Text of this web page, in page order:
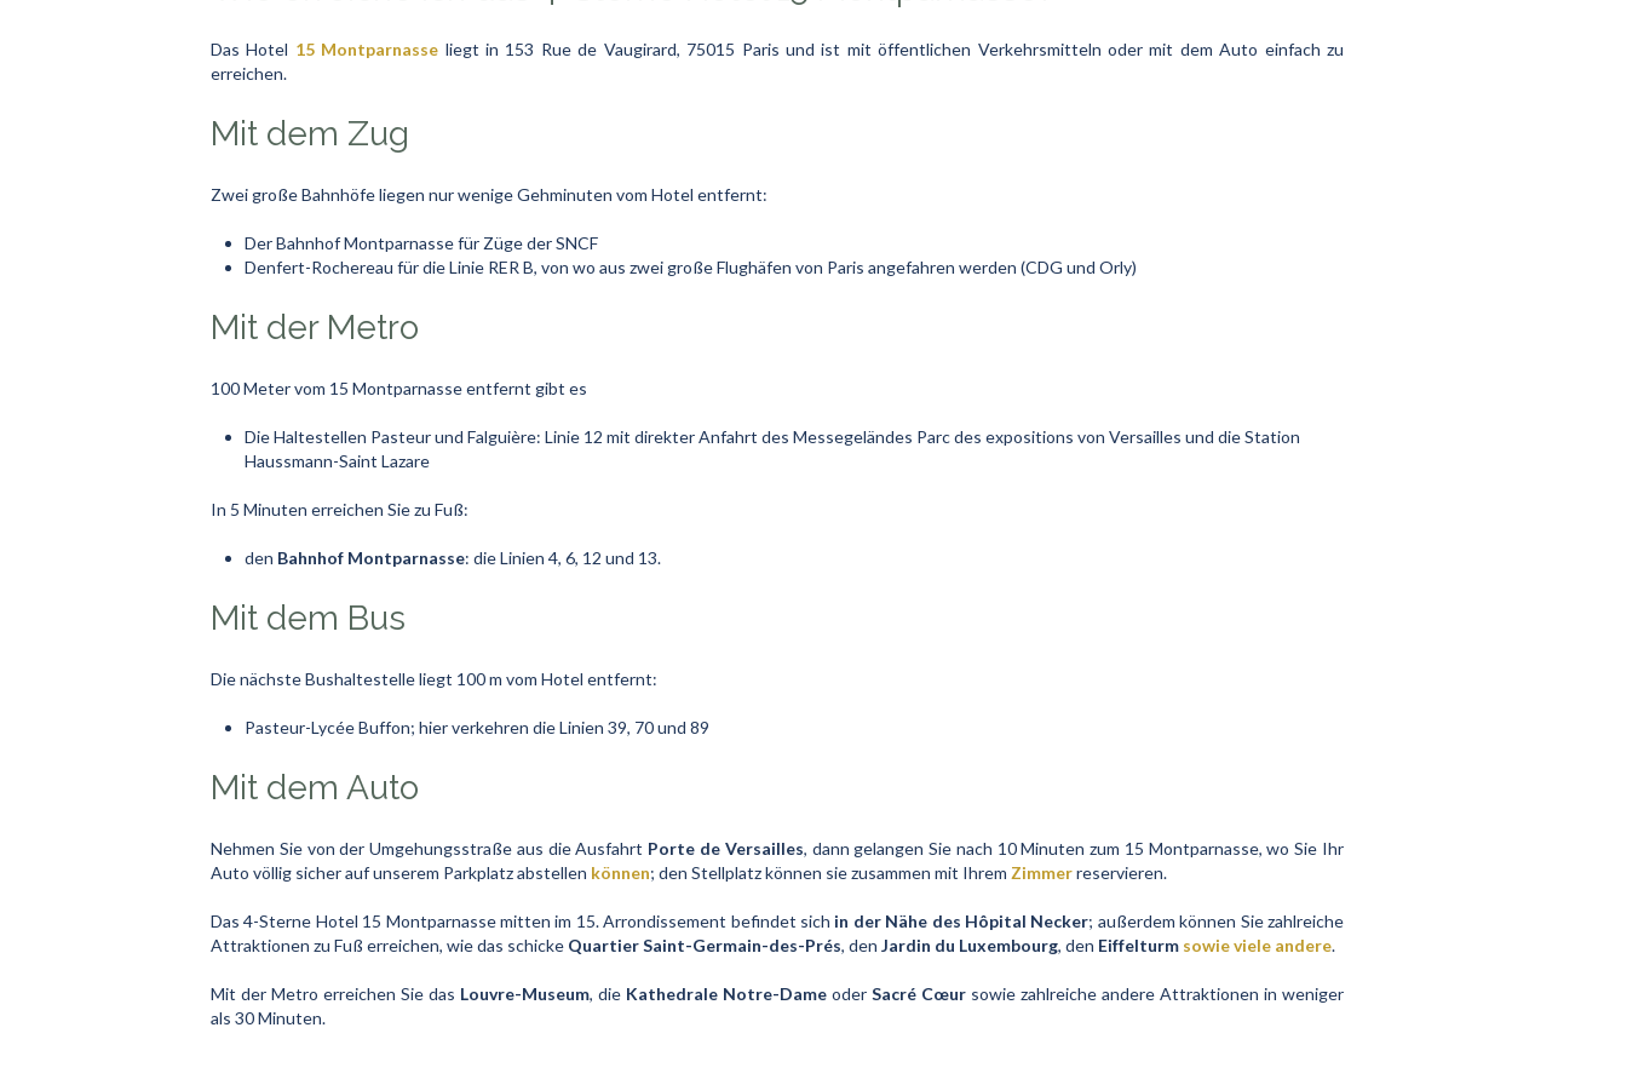
Das Hotel 15 Montparnasse liegt in 153 Rue de Vaugirard, 75015 Paris und ist mit öffentlichen Verkehrsmitteln oder mit dem Auto einfach zu
erreichen.
Mit dem Zug
Zwei große Bahnhöfe liegen nur wenige Gehminuten vom Hotel entfernt:
Der Bahnhof Montparnasse für Züge der SNCF
Denfert-Rochereau für die Linie RER B, von wo aus zwei große Flughäfen von Paris angefahren werden (CDG und Orly)
Mit der Metro
100 Meter vom 15 Montparnasse entfernt gibt es
Die Haltestellen Pasteur und Falguière: Linie 12 mit direkter Anfahrt des Messegeländes Parc des expositions von Versailles und die Station
Haussmann-Saint Lazare
In 5 Minuten erreichen Sie zu Fuß:
den Bahnhof Montparnasse: die Linien 4, 6, 12 und 13.
Mit dem Bus
Die nächste Bushaltestelle liegt 100 m vom Hotel entfernt:
Pasteur-Lycée Buffon; hier verkehren die Linien 39, 70 und 89
Mit dem Auto
Nehmen Sie von der Umgehungsstraße aus die Ausfahrt Porte de Versailles, dann gelangen Sie nach 10 Minuten zum 15 Montparnasse, wo Sie Ihr
Auto völlig sicher auf unserem Parkplatz abstellen können; den Stellplatz können sie zusammen mit Ihrem Zimmerreservieren.
Das 4-Sterne Hotel 15 Montparnasse mitten im 15. Arrondissement befindet sich in der Nähe des Hôpital Necker; außerdem können Sie zahlreiche
Attraktionen zu Fuß erreichen, wie das schicke Quartier Saint-Germain-des-Prés, den Jardin du Luxembourg, den Eiffelturm sowie viele andere.
Mit der Metro erreichen Sie das Louvre-Museum, die Kathedrale Notre-Dame oder Sacré Cœur sowie zahlreiche andere Attraktionen in weniger
als 30 Minuten.